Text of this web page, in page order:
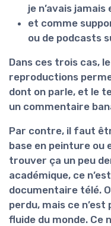
je n’avais
et comme
ou de podcasts
Dans ces trois cas,
reproductions
dont on parle, et le
un commentaire
Par contre, il faut
base en peinture ou
trouver ça un peu
académique, ce
documentaire télé.
perdu, mais ce
fluide du monde. Ce